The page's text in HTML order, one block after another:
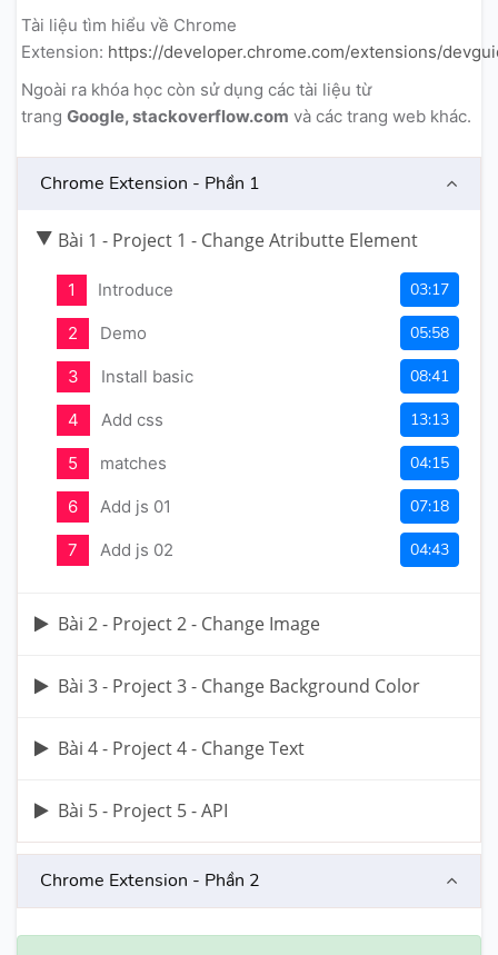
Tài liệu tìm hiểu về Chrome
Extension: https://developer.chrome.com/extensions/
Ngoài ra khóa học còn sử dụng các tài liệu từ
trang Google, stackoverflow.com và các trang web khác.
Chrome Extension - Phần 1
Bài 1 - Project 1 - Change Atributte Element
1 Introduce 03:17
2 Demo 05:58
3 Install basic 08:41
4 Add css 13:13
5 matches 04:15
6 Add js 01 07:18
7 Add js 02 04:43
Bài 2 - Project 2 - Change Image
Bài 3 - Project 3 - Change Background Color
Bài 4 - Project 4 - Change Text
Bài 5 - Project 5 - API
Chrome Extension - Phần 2